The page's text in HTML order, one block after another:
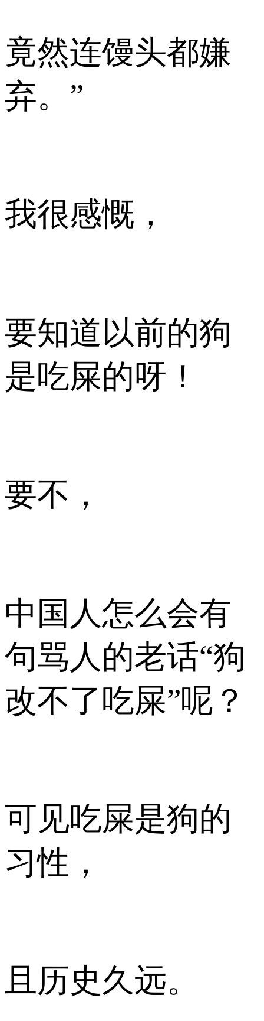
竟然连馒头都嫌
弃。”
我很感慨，
要知道以前的狗
是吃屎的呀！
要不，
中国人怎么会有
句骂人的老话“狗
改不了吃屎”呢？
可见吃屎是狗的
习性，
且历史久远。